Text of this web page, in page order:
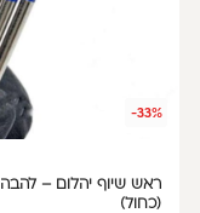
-33%
(כחול)